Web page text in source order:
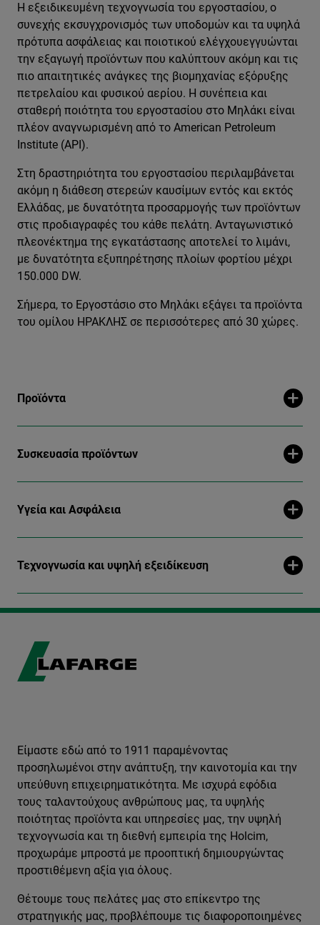
Η εξειδικευμένη τεχνογνωσία του εργοστασίου, ο
συνεχής εκσυγχρονισμός των υποδομών και τα υψηλά
πρότυπα ασφάλειας και ποιοτικού ελέγχουεγγυώνται
την εξαγωγή προϊόντων που καλύπτουν ακόμη και τις
πιο απαιτητικές ανάγκες της βιομηχανίας εξόρυξης
πετρελαίου και φυσικού αερίου. Η συνέπεια και
σταθερή ποιότητα του εργοστασίου στο Μηλάκι είναι
πλέον αναγνωρισμένη από το American Petroleum
Institute (API).
Στη δραστηριότητα του εργοστασίου περιλαμβάνεται
ακόμη η διάθεση στερεών καυσίμων εντός και εκτός
Ελλάδας, με δυνατότητα προσαρμογής των προϊόντων
στις προδιαγραφές του κάθε πελάτη. Ανταγωνιστικό
πλεονέκτημα της εγκατάστασης αποτελεί το λιμάνι,
με δυνατότητα εξυπηρέτησης πλοίων φορτίου μέχρι
150.000 DW.
Σήμερα, το Εργοστάσιο στο Μηλάκι εξάγει τα προϊόντα
του ομίλου ΗΡΑΚΛΗΣ σε περισσότερες από 30 χώρες.
Προϊόντα
Συσκευασία προϊόντων
Υγεία και Ασφάλεια
Τεχνογνωσία και υψηλή εξειδίκευση
Είμαστε εδώ από το 1911 παραμένοντας
προσηλωμένοι στην ανάπτυξη, την καινοτομία και την
υπεύθυνη επιχειρηματικότητα. Με ισχυρά εφόδια
τους ταλαντούχους ανθρώπους μας, τα υψηλής
ποιότητας προϊόντα και υπηρεσίες μας, την υψηλή
τεχνογνωσία και τη διεθνή εμπειρία της Holcim,
προχωράμε μπροστά με προοπτική δημιουργώντας
προστιθέμενη αξία για όλους.
Θέτουμε τους πελάτες μας στο επίκεντρο της
στρατηγικής μας, προβλέπουμε τις διαφοροποιημένες